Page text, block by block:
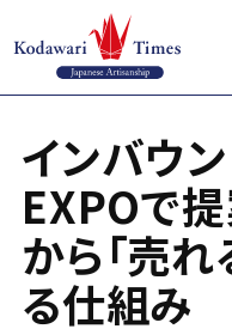
インバウ
EXPOで提
から「売れ
る仕組み